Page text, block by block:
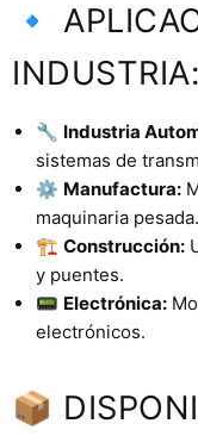
🔹
INDUSTRIA:
🔧 Industria
sistemas de
⚙️ Manufactura:
maquinaria pesada.
🏗️ Construcción:
y puentes.
📟 Electrónica:
electrónicos.
📦